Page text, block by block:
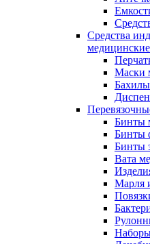
Средства
медицинские
Маски
Бахилы
Бинты
Бинты
Бинты
Вата
Марля